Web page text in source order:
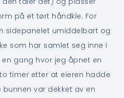
på et tørt håndkle. For
sidepanelet umiddelbart og
som har samlet seg inne i
gang hvor jeg åpnet en
timer etter at eieren hadde
var dekket av en